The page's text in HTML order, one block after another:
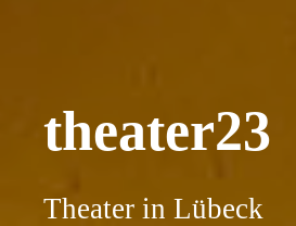
theater23
Theater in Lübeck